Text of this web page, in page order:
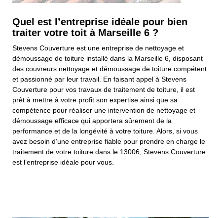
Quel est l’entreprise idéale pour bien
traiter votre toit à Marseille 6 ?
Stevens Couverture est une entreprise de nettoyage et
démoussage de toiture installé dans la Marseille 6, disposant
des couvreurs nettoyage et démoussage de toiture compétent
et passionné par leur travail. En faisant appel à Stevens
Couverture pour vos travaux de traitement de toiture, il est
prêt à mettre à votre profit son expertise ainsi que sa
compétence pour réaliser une intervention de nettoyage et
démoussage efficace qui apportera sûrement de la
performance et de la longévité à votre toiture. Alors, si vous
avez besoin d’une entreprise fiable pour prendre en charge le
traitement de votre toiture dans le 13006, Stevens Couverture
est l’entreprise idéale pour vous.